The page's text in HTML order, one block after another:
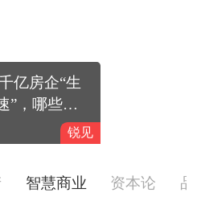
亿房企“生
”，哪些没
度任务？锐见
智慧商业 资本论 品